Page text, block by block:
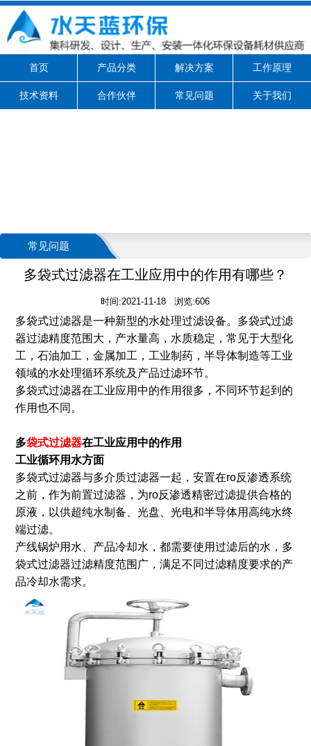
首页 产品分类 解决方案 工作原理
技术资料 合作伙伴 常见问题 关于我们
常见问题
多袋式过滤器在工业应用中的作用有哪些？
时间:2021-11-18 浏览:606
多袋式过滤器是一种新型的水处理过滤设备。多袋式过滤
器过滤精度范围大，产水量高，水质稳定，常见于大型化
工，石油加工，金属加工，工业制药，半导体制造等工业
领域的水处理循环系统及产品过滤环节。
多袋式过滤器在工业应用中的作用很多，不同环节起到的
作用也不同。
多袋式过滤器在工业应用中的作用
工业循环用水方面
多袋式过滤器与多介质过滤器一起，安置在ro反渗透系统
之前，作为前置过滤器，为ro反渗透精密过滤提供合格的
原液，以供超纯水制备、光盘、光电和半导体用高纯水终
端过滤。
产线锅炉用水、产品冷却水，都需要使用过滤后的水，多
袋式过滤器过滤精度范围广，满足不同过滤精度要求的产
品冷却水需求。